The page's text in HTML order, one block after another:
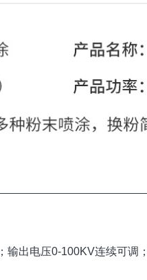
输出电压0-100KV连续可调